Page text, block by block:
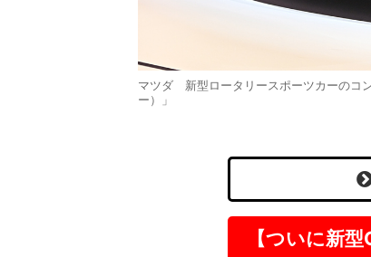
マツダ 新型ロータリースポーツカーのコ
ー）」
【ついに新